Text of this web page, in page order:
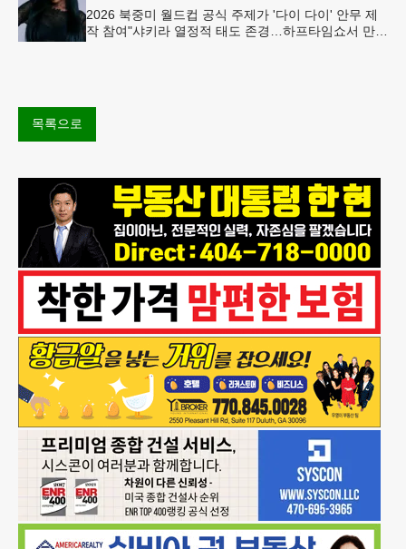
2026 북중미 월드컵 공식 주제가 '다이 다이' 안무 제
작 참여"샤키라 열정적 태도 존경…하프타임쇼서 만난
목록으로